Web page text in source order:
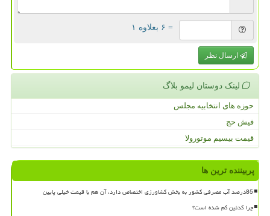
= ۶ بعلاوه ۱
ارسال نظر
لینک دوستان لیمو بلاگ
حوزه های انتخابیه مجلس
فیش حج
قیمت بیسیم موتورولا
پربیننده ترین ها
85درصد آب مصرفی کشور به بخش کشاورزی اختصاص دارد، آن هم با قیمت خیلی پایین
چرا کدئین کم شده است؟